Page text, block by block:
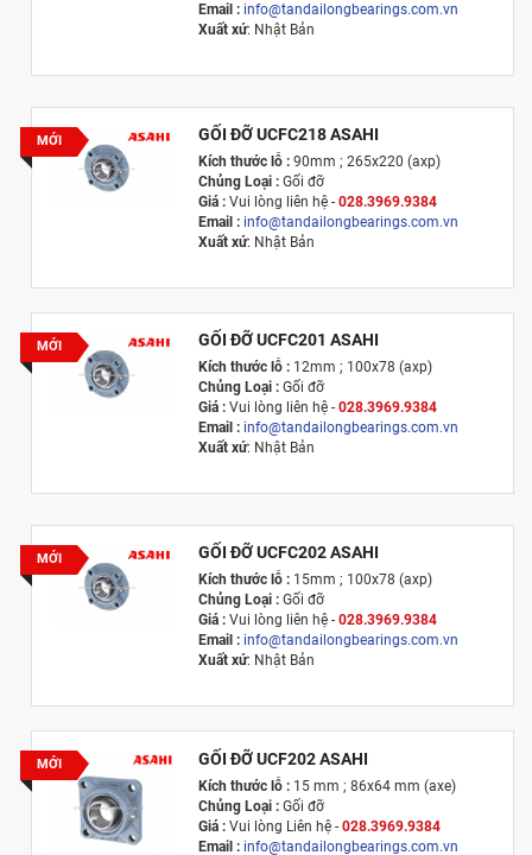
Email : info@tandailongbearings.com.vn
Xuất xứ: Nhật Bản
MỚI GỐI ĐỠ UCFC218 ASAHI
Kích thước lỗ : 90mm ; 265x220 (axp)
Chủng Loại : Gối đỡ
Giá :Vui lòng l iên hệ - 028.3969.9384
Email : info@tandailongbearings.com.vn
Xuất xứ: Nhật Bản
MỚI GỐI ĐỠ UCFC201 ASAHI
Kích thước lỗ : 12mm ; 100x78 (axp)
Chủng Loại : Gối đỡ
Giá :Vui lòng l iên hệ - 028.3969.9384
Email : info@tandailongbearings.com.vn
Xuất xứ: Nhật Bản
MỚI GỐI ĐỠ UCFC202 ASAHI
Kích thước lỗ : 15mm ; 100x78 (axp)
Chủng Loại : Gối đỡ
Giá :Vui lòng l iên hệ - 028.3969.9384
Email : info@tandailongbearings.com.vn
Xuất xứ: Nhật Bản
MỚI GỐI ĐỠ UCF202 ASAHI
Kích thước lỗ : 15 mm ; 86x64 mm (axe)
Chủng Loại : Gối đỡ
Giá :Vui lòng Liên hệ - 028.3969.9384
Email : info@tandailongbearings.com.vn